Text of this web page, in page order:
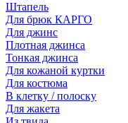
Штапель
Для брюк КАРГО
Для джинс
Плотная джинса
Тонкая джинса
Для кожаной куртки
Для костюма
В клетку / полоску
Для жакета